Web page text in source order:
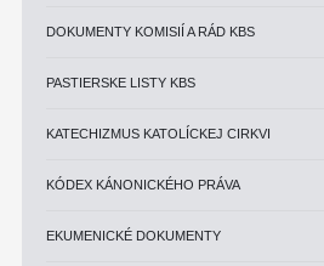
DOKUMENTY KOMISIÍ A RÁD KBS
PASTIERSKE LISTY KBS
KATECHIZMUS KATOLÍCKEJ CIRKVI
KÓDEX KÁNONICKÉHO PRÁVA
EKUMENICKÉ DOKUMENTY